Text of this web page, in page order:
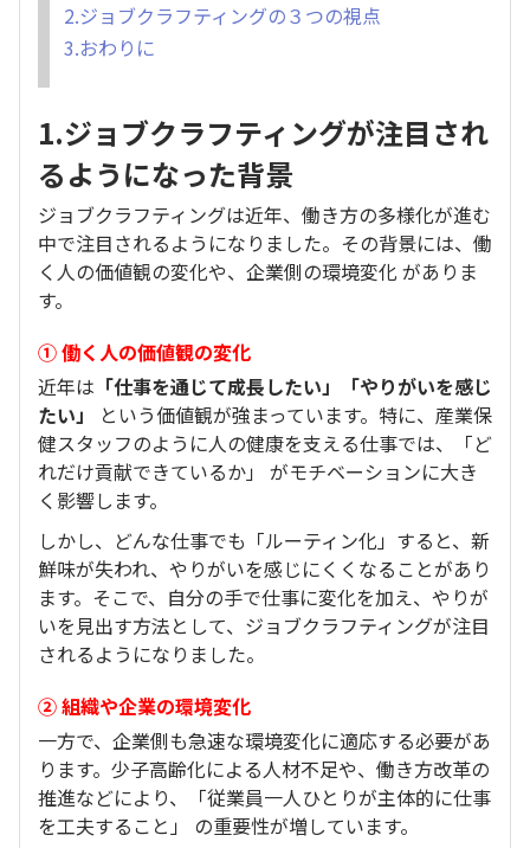
2.ジョブクラフティングの３つの視点
3.おわりに
1.ジョブクラフティングが注目され
るようになった背景
ジョブクラフティングは近年、働き方の多様化が進む
中で注目されるようになりました。その背景には、働
く人の価値観の変化や、企業側の環境変化 がありま
す。
① 働く人の価値観の変化
近年は 「仕事を通じて成長したい」「やりがいを感じ
たい」
という価値観が強まっています。特に、産業保
健スタッフのように人の健康を支える仕事では、「ど
れだけ貢献できているか」 がモチベーションに大き
く影響します。
しかし、どんな仕事でも「ルーティン化」すると、新
鮮味が失われ、やりがいを感じにくくなることがあり
ます。そこで、自分の手で仕事に変化を加え、やりが
いを見出す方法として、ジョブクラフティングが注目
されるようになりました。
② 組織や企業の環境変化
一方で、企業側も急速な環境変化に適応する必要があ
ります。少子高齢化による人材不足や、働き方改革の
推進などにより、「従業員一人ひとりが主体的に仕事
を工夫すること」 の重要性が増しています。